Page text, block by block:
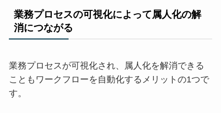
業務プロセスの可視化によって属人化の解
消につながる
業務プロセスが可視化され、属人化を解消できる
こともワークフローを自動化するメリットの1つで
す。